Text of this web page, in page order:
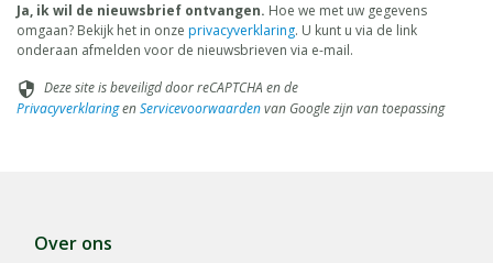
Een allergische reactie of huidirritatie kan het verlies van
huidpigment veroorzaken.
Niet gebruiken op wenkbrauen of wimpers; dit kan blindheid
veroorzaken.
komt, spoel dan uw ogen onmiddelijk en grondig uit met koud
Ja, ik wil de nieuwsbrief ontvangen. Hoe we met uw gegevens
omgaan? Bekijk het in onze privacyverklaring. U kunt u via de link
onderaan afmelden voor de nieuwsbrieven via e-mail.
security Deze site is beveiligd door reCAPTCHA en de
PrivacyverklaringenServicevoorwaardenvan Google zijn van toepassing
Over ons